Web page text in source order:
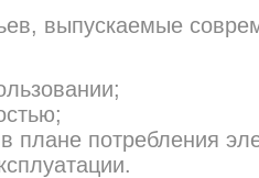
выпускаемые
плане потребления